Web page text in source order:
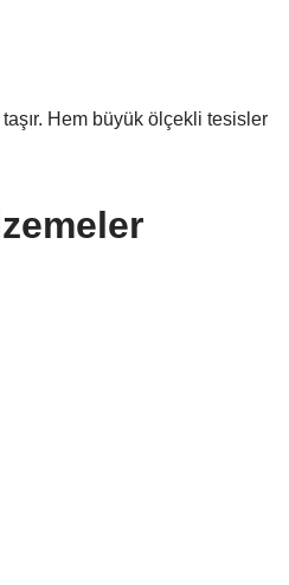
Hem büyük ölçekli tesisler